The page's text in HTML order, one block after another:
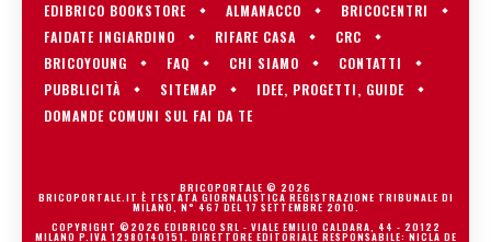
EDIBRICO BOOKSTORE ALMANACCO
BRICOCENTRI
FAIDATE INGIARDINO
RIFARE CASA
CRC
BRICOYOUNG
FAQ CHI SIAMO
CONTATTI
PUBBLICITÀ
SITEMAP
IDEE, PROGETTI, GUIDE
DOMANDE COMUNI SUL FAI DA TE
BRICOPORTALE © 2026
BRICOPORTALE.IT È TESTATA GIORNALISTICA REGISTRAZIONE TRIBUNALE DI
MILANO, N° 467 DEL 17 SETTEMBRE 2010.
COPYRIGHT ©2026 EDIBRICO SRL - VIALE EMILIO CALDARA, 44 - 20122
MILANO P.IVA 12980140151. DIRETTORE EDITORIALE RESPONSABILE: NICLA DE